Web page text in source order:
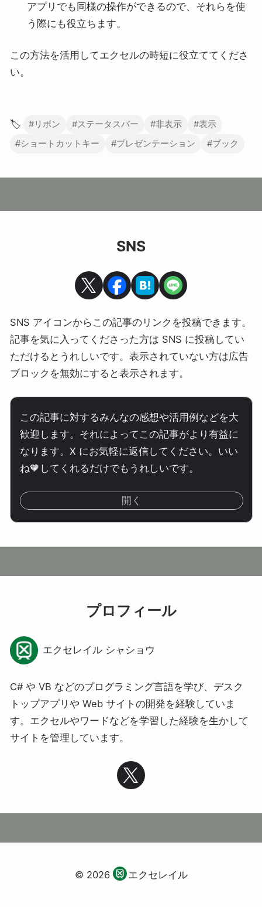
アプリでも同様の操作ができるので、それらを使
う際にも役立ちます。
この方法を活用してエクセルの時短に役立ててくださ
い。
🏷️ #リボン #ステータスバー #非表示
#表示
#ショートカットキー
#プレゼンテーション #ブック
SNS
SNS アイコンからこの記事のリンクを投稿できます。
記事を気に入ってくださった方は SNS に投稿してい
ただけるとうれしいです。表示されていない方は広告
ブロックを無効にすると表示されます。
この記事に対するみんなの感想や活用例などを大
歓迎します。それによってこの記事がより有益に
なります。X にお気軽に返信してください。いい
ね🧡してくれるだけでもうれしいです。
開く
プロフィール
エクセレイル シャショウ
C# や VB などのプログラミング言語を学び、デスク
トップアプリや Web サイトの開発を経験していま
す。エクセルやワードなどを学習した経験を生かして
サイトを管理しています。
© 2026 エクセレイル